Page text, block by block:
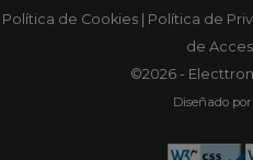
Política de Cookies Política de
de
©2026 -
Diseñado